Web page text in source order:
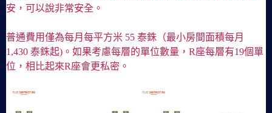
安，可以說非常安全。
普通費用僅為每月每平方米 55 泰銖（最小房間面積每月
1,430 泰銖起)。如果考慮每層的單位數量，R座每層有19個單
位，相比起來R座會更私密。